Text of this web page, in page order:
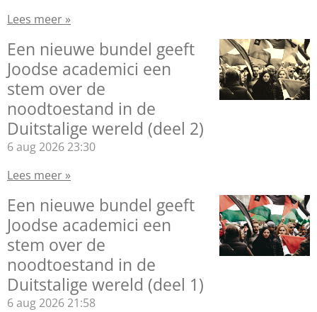
Lees meer »
Een nieuwe bundel geeft
Joodse academici een
stem over de
noodtoestand in de
Duitstalige wereld (deel 2)
6 aug 2026 23:30
Lees meer »
Een nieuwe bundel geeft
Joodse academici een
stem over de
noodtoestand in de
Duitstalige wereld (deel 1)
6 aug 2026 21:58